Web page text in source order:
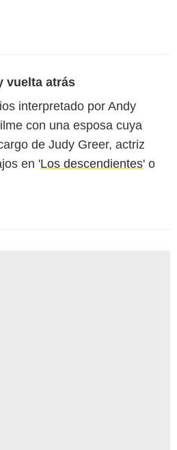
vuelta atrás
interpretado por Andy
con una esposa cuya
de Judy Greer, actriz
en 'Los descendientes' o